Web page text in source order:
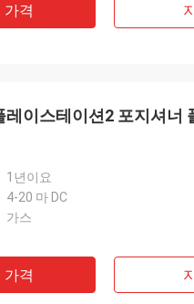
가격
레이스테이션2 포지셔너
1년이요
4-20 마 DC
가스
가격